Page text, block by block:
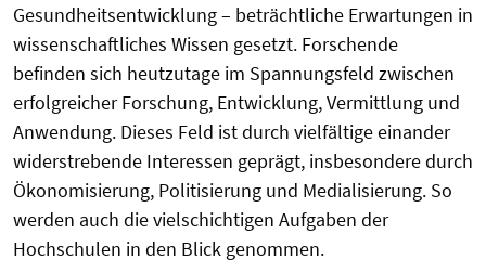
Gesundheitsentwicklung – beträchtliche Erwartungen in
wissenschaftliches Wissen gesetzt. Forschende
befinden sich heutzutage im Spannungsfeld zwischen
erfolgreicher Forschung, Entwicklung, Vermittlung und
Anwendung. Dieses Feld ist durch vielfältige einander
widerstrebende Interessen geprägt, insbesondere durch
Ökonomisierung, Politisierung und Medialisierung. So
werden auch die vielschichtigen Aufgaben der
Hochschulen in den Blick genommen.